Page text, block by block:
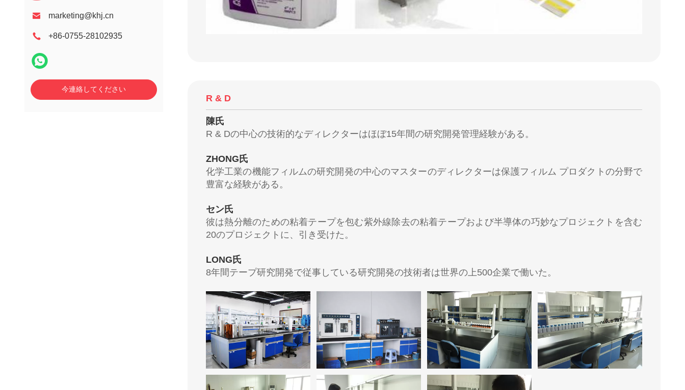
marketing@khj.cn
+86-0755-28102935
今連絡してください
R & D
陳氏
R & Dの中心の技術的なディレクターはほぼ15年間の研究開発管理経験がある。
ZHONG氏
化学工業の機能フィルムの研究開発の中心のマスターのディレクターは保護フィルム プロダクトの分野で
豊富な経験がある。
セン氏
彼は熱分離のための粘着テープを包む紫外線除去の粘着テープおよび半導体の巧妙なプロジェクトを含む
20のプロジェクトに、引き受けた。
LONG氏
8年間テープ研究開発で従事している研究開発の技術者は世界の上500企業で働いた。